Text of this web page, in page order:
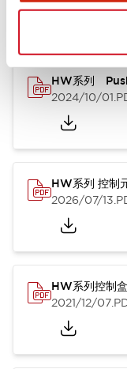
型錄和宣傳手冊
HW系列
2024/10/01
HW系列 控制
2026/07/13
HW系列控制盒
2021/12/07